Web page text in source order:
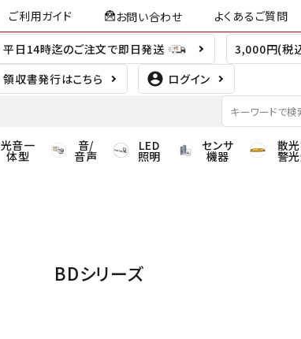
ご利用ガイド お問い合わせ よくあるご質問
平日14時迄のご注文で即日発送
3,000円(税
領収書発行はこちら
ログイン
光音一
体型
音/
音声
LED
照明
センサ
機器
散
警
BDシリーズ